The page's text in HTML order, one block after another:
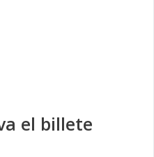
el billete